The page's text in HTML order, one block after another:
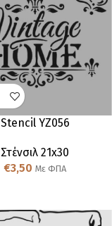
Stencil YZ056
Στένσιλ 21x30
€3,50 Με ΦΠΑ